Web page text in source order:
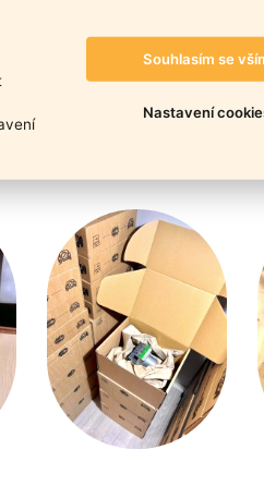
Souhlasím se
Nastavení